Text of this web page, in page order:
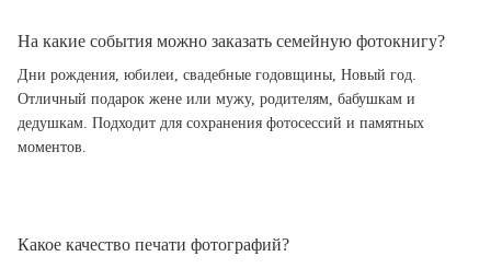
На какие события можно заказать семейную фотокнигу?
Дни рождения, юбилеи, свадебные годовщины, Новый год.
Отличный подарок жене или мужу, родителям, бабушкам и
дедушкам. Подходит для сохранения фотосессий и памятных
моментов.
Какое качество печати фотографий?